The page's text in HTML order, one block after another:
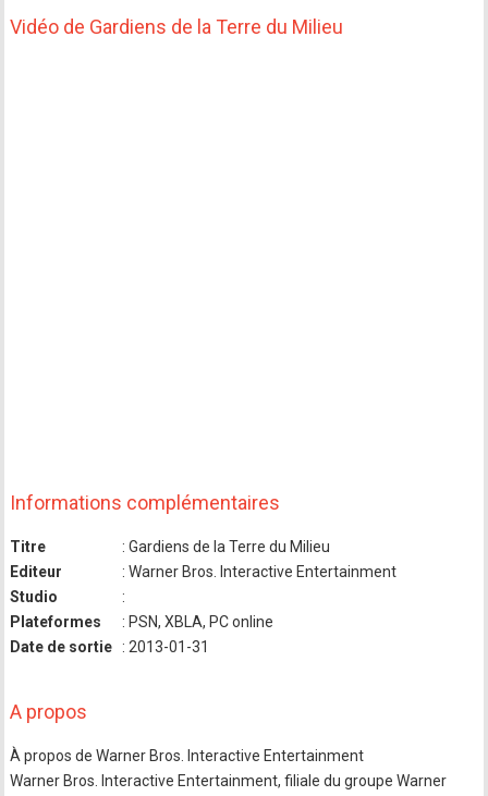
Vidéo de Gardiens de la Terre du Milieu
Informations complémentaires
Titre
: Gardiens de la Terre du Milieu
Editeur
: Warner Bros. Interactive Entertainment
Studio
:
Plateformes
: PSN, XBLA, PC online
Date de sortie
: 2013-01-31
A propos
À propos de Warner Bros. Interactive Entertainment
Warner Bros. Interactive Entertainment, filiale du groupe Warner